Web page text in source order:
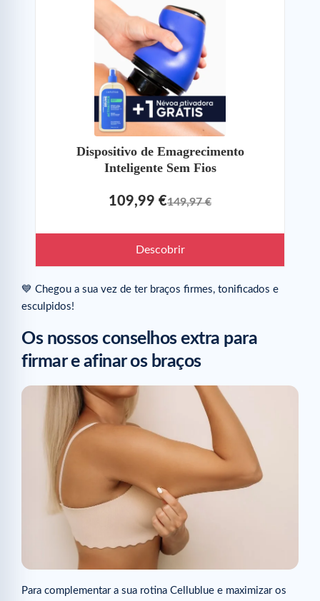
Dispositivo de Emagrecimento
Inteligente Sem Fios
109,99 €149,97 €
Descobrir
💙 Chegou a sua vez de ter braços firmes, tonificados e
esculpidos!
Os nossos conselhos extra para
firmar e afinar os braços
Para complementar a sua rotina Cellublue e maximizar os